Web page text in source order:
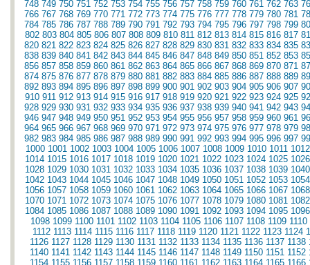
748 749 750 751 752 753 754 755 756 757 758 759 760 761 762 763
766 767 768 769 770 771 772 773 774 775 776 777 778 779 780 781
784 785 786 787 788 789 790 791 792 793 794 795 796 797 798 799
802 803 804 805 806 807 808 809 810 811 812 813 814 815 816 817
820 821 822 823 824 825 826 827 828 829 830 831 832 833 834 835
838 839 840 841 842 843 844 845 846 847 848 849 850 851 852 853
856 857 858 859 860 861 862 863 864 865 866 867 868 869 870 871
874 875 876 877 878 879 880 881 882 883 884 885 886 887 888 889
892 893 894 895 896 897 898 899 900 901 902 903 904 905 906 907
910 911 912 913 914 915 916 917 918 919 920 921 922 923 924 925
928 929 930 931 932 933 934 935 936 937 938 939 940 941 942 943
946 947 948 949 950 951 952 953 954 955 956 957 958 959 960 961
964 965 966 967 968 969 970 971 972 973 974 975 976 977 978 979
982 983 984 985 986 987 988 989 990 991 992 993 994 995 996 997
1000 1001 1002 1003 1004 1005 1006 1007 1008 1009 1010 1011 1012
1014 1015 1016 1017 1018 1019 1020 1021 1022 1023 1024 1025 1026
1028 1029 1030 1031 1032 1033 1034 1035 1036 1037 1038 1039 1040
1042 1043 1044 1045 1046 1047 1048 1049 1050 1051 1052 1053 1054
1056 1057 1058 1059 1060 1061 1062 1063 1064 1065 1066 1067 1068
1070 1071 1072 1073 1074 1075 1076 1077 1078 1079 1080 1081 1082
1084 1085 1086 1087 1088 1089 1090 1091 1092 1093 1094 1095 1096
1098 1099 1100 1101 1102 1103 1104 1105 1106 1107 1108 1109 1110
1112 1113 1114 1115 1116 1117 1118 1119 1120 1121 1122 1123 1124
1126 1127 1128 1129 1130 1131 1132 1133 1134 1135 1136 1137 1138
1140 1141 1142 1143 1144 1145 1146 1147 1148 1149 1150 1151 1152
1154 1155 1156 1157 1158 1159 1160 1161 1162 1163 1164 1165 1166